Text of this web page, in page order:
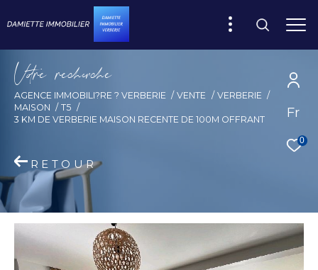
Fr
0
Vore recece
AGENCE IMMOBILI?RE ? VERBERIE VENTE
VERBERIE
MAISON
T5
3 KM DE VERBERIE MAISON RECENTE DE 100M OFFRANT
RETOUR